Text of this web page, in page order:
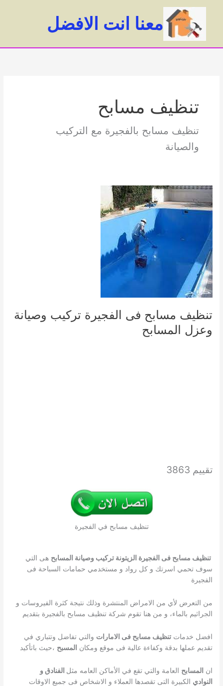
المحتوى
معنا انت الافضل
تنظيف مسابح
تنظيف مسابح بالفجيرة مع التركيب
والصيانة
تنظيف مسابح فى الفجيرة تركيب وصيانة
وعزل المسابح
تقييم 3863
تنظيف مسابح في الفجيرة
تنظيف مسابح فى الفجيرة الزيتونة تركيب وصيانة المسابح هى التي
سوف تحمي اسرتك و كل رواد و مستخدمي حمامات السباحة فى
الفجيرة
من التعرض لأي من الامراض المنتشرة وذلك نتيجة كثرة الفيروسات و
الجراثيم بالماء، و من هنا تقوم شركة تنظيف مسابح بالفجيرة بتقديم
افضل خدماتتنظيف مسابح فى الامارات والتي تفاضل وتتباري في
تقديم عملها بدقة وكفاءة عالية فى موقع ومكان المسبح ،حيث باتأكيد
ان المسابح العامة والتي تقع في الأماكن العامه مثل الفنادق و
النوادي الكبيرة التى تقصدها العملاء و الاشخاص فى جميع الاوقات